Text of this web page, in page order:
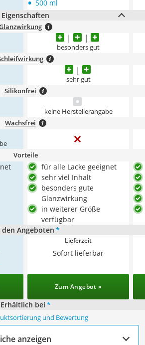
500 ml
Eigenschaften
besonders gut
sehr gut
Silikonfrei
keine Herstellerangabe
Wachsfrei
Vorteile
für alle Lacke geeignet
sehr viel Inhalt
besonders gute
Glanzwirkung
in weiterer Größe
verfügbar
den Angeboten *
Lieferzeit
Sofort lieferbar
Zum Angebot »
Erhältlich bei *
und Bewertung
anzeigen